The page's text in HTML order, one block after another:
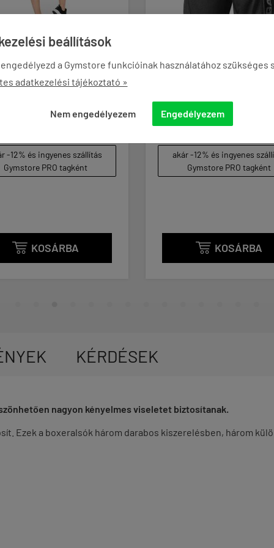
beállítások
a Gymstore funkcióinak használatához szükséges
adatkezelési tájékoztató »
Nem engedélyezem Engedélyezem
LEGGINGS -
-12% és ingyenes szállítás
Gymstore PRO tagként
 KOSÁRBA
EDZŐNADRÁG - FEKETE
27 590 Ft
akár -12% és ingyenes
Gymstore PRO tagként
 KOSÁRBA
KÉRDÉSEK
nagyon kényelmes viseletet biztosítanak.
Ezek a boxeralsók három darabos kiszerelésben, három